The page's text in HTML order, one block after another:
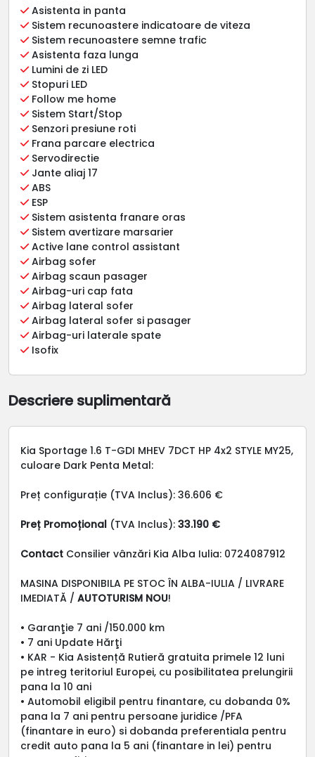
Asistenta in panta
Sistem recunoastere indicatoare de viteza
Sistem recunoastere semne trafic
Asistenta faza lunga
Lumini de zi LED
Stopuri LED
Follow me home
Sistem Start/Stop
Senzori presiune roti
Frana parcare electrica
Servodirectie
Jante aliaj 17
ABS
ESP
Sistem asistenta franare oras
Sistem avertizare marsarier
Active lane control assistant
Airbag sofer
Airbag scaun pasager
Airbag-uri cap fata
Airbag lateral sofer
Airbag lateral sofer si pasager
Airbag-uri laterale spate
Isofix
Descriere suplimentară
Kia Sportage 1.6 T-GDI MHEV 7DCT HP 4x2 STYLE MY25,
culoare Dark Penta Metal:
Preț configurație (TVA Inclus): 36.606 €
Preț Promoțional (TVA Inclus): 33.190 €
Contact Consilier vânzări Kia Alba Iulia: 0724087912
MASINA DISPONIBILA PE STOC ÎN ALBA-IULIA / LIVRARE
IMEDIATĂ / AUTOTURISM NOU!
• Garanţie 7 ani /150.000 km
• 7 ani Update Hărţi
• KAR - Kia Asistență Rutieră gratuita primele 12 luni
pe intreg teritoriul Europei, cu posibilitatea prelungirii
pana la 10 ani
• Automobil eligibil pentru finantare, cu dobanda 0%
pana la 7 ani pentru persoane juridice /PFA
(finantare in euro) si dobanda preferentiala pentru
credit auto pana la 5 ani (finantare in lei) pentru